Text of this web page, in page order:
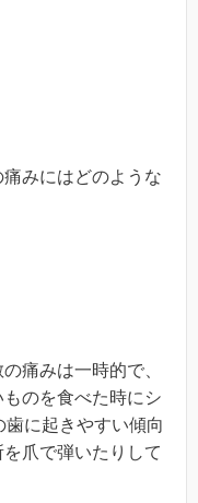
みにはどのような
痛みは一時的で、
のを食べた時にシ
歯に起きやすい傾向
爪で弾いたりして